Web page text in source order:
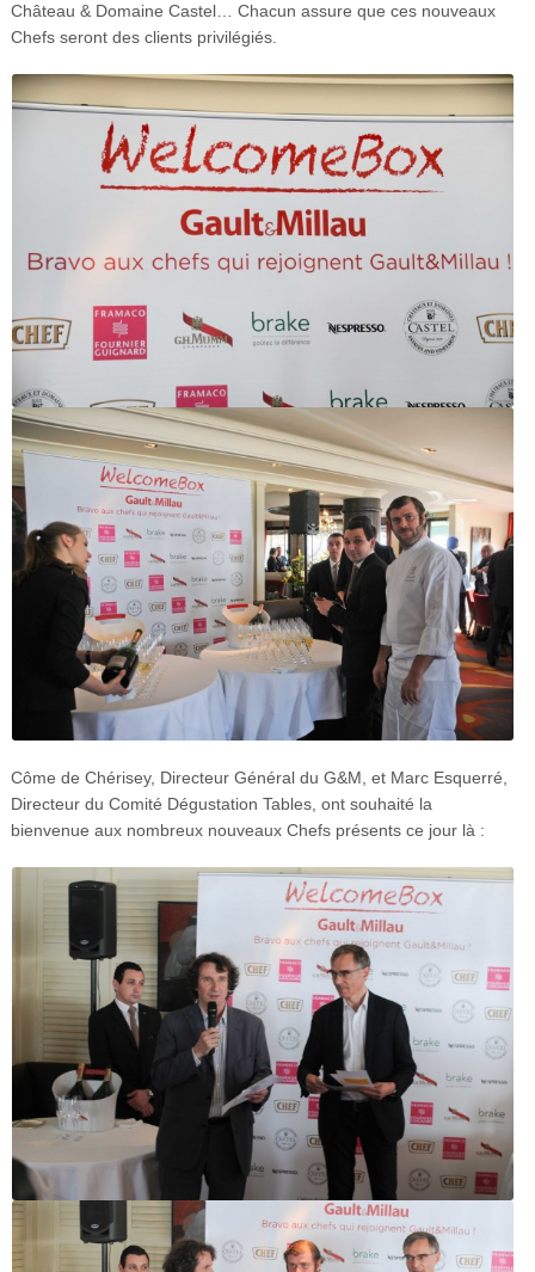
Château & Domaine Castel… Chacun assure que ces nouveaux
Chefs seront des clients privilégiés.
Côme de Chérisey, Directeur Général du G&M, et Marc Esquerré,
Directeur du Comité Dégustation Tables, ont souhaité la
bienvenue aux nombreux nouveaux Chefs présents ce jour là :